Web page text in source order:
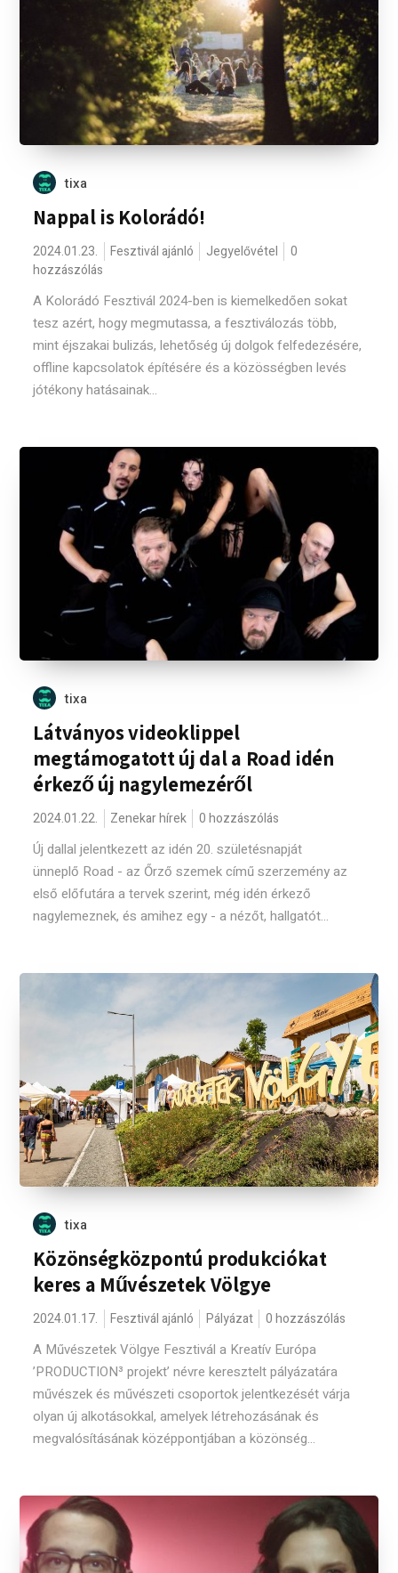
tixa
Nappal is Kolorádó!
2024.01.23. Fesztivál ajánló Jegyelővétel
0
hozzászólás
A Kolorádó Fesztivál 2024-ben is kiemelkedően sokat
tesz azért, hogy megmutassa, a fesztiválozás több,
mint éjszakai bulizás, lehetőség új dolgok felfedezésére,
offline kapcsolatok építésére és a közösségben levés
jótékony hatásainak...
tixa
Látványos videoklippel
megtámogatott új dal a Road idén
érkező új nagylemezéről
2024.01.22. Zenekar hírek 0 hozzászólás
Új dallal jelentkezett az idén 20. születésnapját
ünneplő Road - az Őrző szemek című szerzemény az
első előfutára a tervek szerint, még idén érkező
nagylemeznek, és amihez egy - a nézőt, hallgatót...
tixa
Közönségközpontú produkciókat
keres a Művészetek Völgye
2024.01.17. Fesztivál ajánló Pályázat 0 hozzászólás
A Művészetek Völgye Fesztivál a Kreatív Európa
’PRODUCTION³ projekt’ névre keresztelt pályázatára
művészek és művészeti csoportok jelentkezését várja
olyan új alkotásokkal, amelyek létrehozásának és
megvalósításának középpontjában a közönség...